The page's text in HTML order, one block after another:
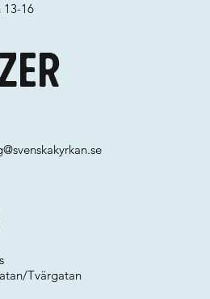
Tvärgatan
16